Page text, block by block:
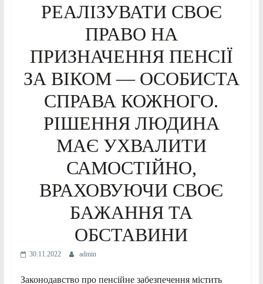
РЕАЛІЗУВАТИ СВОЄ
ПРАВО НА
ПРИЗНАЧЕННЯ ПЕНСІЇ
ЗА ВІКОМ — ОСОБИСТА
СПРАВА КОЖНОГО.
РІШЕННЯ ЛЮДИНА
МАЄ УХВАЛИТИ
САМОСТІЙНО,
ВРАХОВУЮЧИ СВОЄ
БАЖАННЯ ТА
ОБСТАВИНИ
30.11.2022 admin
Законодавство про пенсійне забезпечення містить